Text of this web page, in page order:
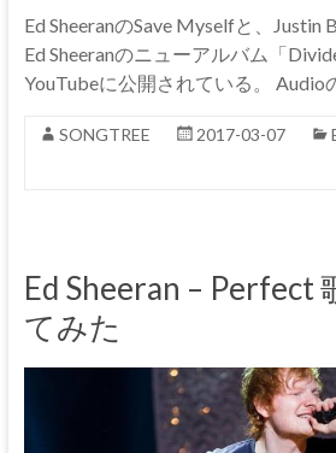
Ed SheeranのSave Myselfと、Justin
Ed Sheeranのニューアルバム「
YouTubeに公開されている。 Audio
SONGTREE 2017-03-07
Ed Sheeran – Perfect
てみた